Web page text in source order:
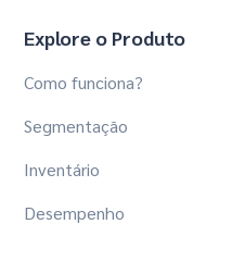
Explore o Produto
Como funciona?
Segmentação
Inventário
Desempenho